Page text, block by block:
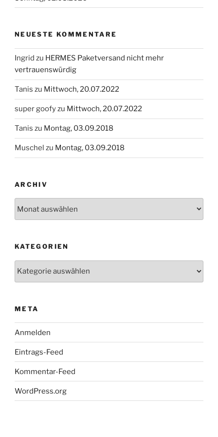
NEUESTE KOMMENTARE
Ingrid zu HERMES Paketversand nicht mehr
vertrauenswürdig
Tanis zu Mittwoch, 20.07.2022
super goofyzu Mittwoch, 20.07.2022
Tanis zu Montag, 03.09.2018
Muschel zu Montag, 03.09.2018
ARCHIV
KATEGORIEN
META
Anmelden
Eintrags-Feed
Kommentar-Feed
WordPress.org